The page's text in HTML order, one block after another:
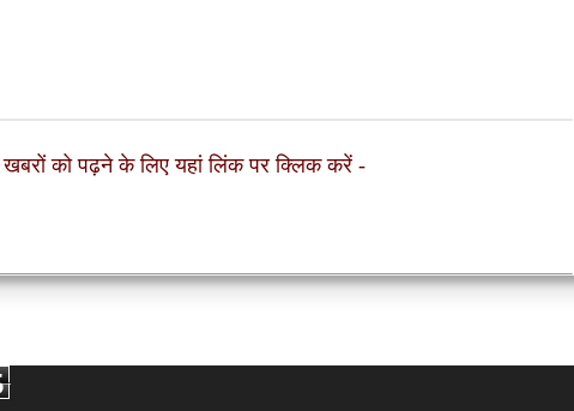
को पढ़ने के लिए यहां लिंक पर क्लिक करें -